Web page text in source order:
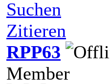
Suchen
Zitieren
RPP63
Member